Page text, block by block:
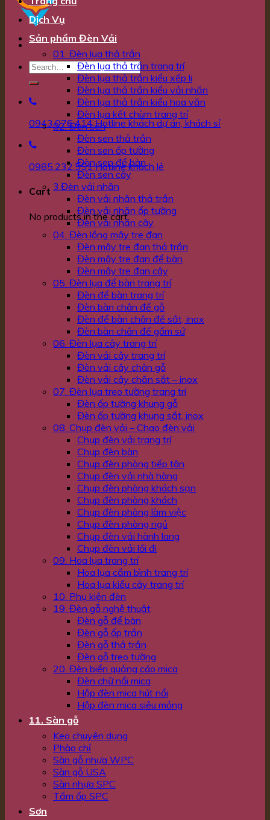
0943.076.414 Hotline khách dự án, khách sỉ
0985.232.551 Hotline khách lẻ
Cart
No products in the cart.
Dịch Vụ
Sản phẩm Đèn Vải
01. Đèn lụa thả trần
Đèn lụa thả trần trang trí
Đèn lụa thả trần kiểu xếp li
Đèn lụa thả trần kiểu vải nhăn
Đèn lụa thả trần kiểu hoa văn
Đèn lụa kết chùm trang trí
02. Đèn sen
Đèn sen thả trần
Đèn sen ốp tường
Đèn sen để bàn
Đèn sen cây
3.Đèn vải nhăn
Đèn vải nhăn thả trần
Đèn vải nhăn ốp tường
Đèn vải nhăn cây
04. Đèn lồng mây tre đan
Đèn mây tre đan thả trần
Đèn mây tre đan để bàn
Đèn mây tre đan cây
05. Đèn lụa để bàn trang trí
Đèn để bàn trang trí
Đèn bàn chân đế gỗ
Đèn để bàn chân đế sắt, inox
Đèn bàn chân đế gốm sứ
06. Đèn lụa cây trang trí
Đèn vải cây trang trí
Đèn vải cây chân gỗ
Đèn vải cây chăn sắt – inox
07. Đèn lụa treo tường trang trí
Đèn ốp tường khung gỗ
Đèn ốp tường khung sắt, inox
08. Chụp đèn vải – Chao đèn vải
Chụp đèn vải trang trí
Chụp đèn bàn
Chụp đèn phòng tiếp tân
Chụp đèn vải nhà hàng
Chụp đèn phòng khách sạn
Chụp đèn phòng khách
Chụp đèn phòng làm việc
Chụp đèn phòng ngủ
Chụp đèn vải hành lang
Chụp đèn vải lối đi
09. Hoa lụa trang trí
Hoa lụa cắm bình trang trí
Hoa lụa kiểu cây trang trí
10. Phụ kiện đèn
19. Đèn gỗ nghệ thuật
Đèn gỗ để bàn
Đèn gỗ ốp trần
Đèn gỗ thả trần
Đèn gỗ treo tường
20. Đèn biển quảng cáo mica
Đèn chữ nổi mica
Hộp đèn mica hút nổi
Hộp đèn mica siêu mỏng
11. Sàn gỗ
Keo chuyên dụng
Phào chỉ
Sàn gỗ nhựa WPC
Sàn gỗ USA
Sàn nhựa SPC
Tấm ốp SPC
Sơn